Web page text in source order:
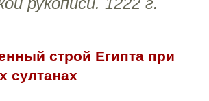
строй Египта при
султанах